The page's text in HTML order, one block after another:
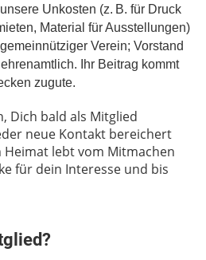
Unkosten (z. B. für Druck
Material für Ausstellungen)
Verein; Vorstand
Ihr Beitrag kommt
zugute.
Dich bald als Mitglied
neue Kontakt bereichert
Heimat lebt vom Mitmachen
für dein Interesse und bis